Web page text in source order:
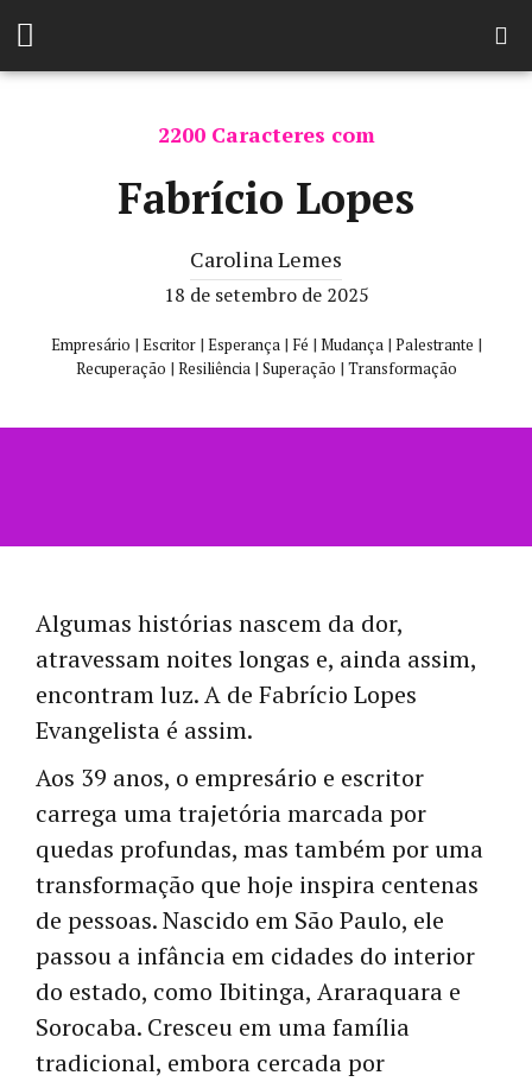
2200 Caracteres com
Fabrício Lopes
Carolina Lemes
18 de setembro de 2025
Empresário | Escritor| Esperança| Fé | Mudança| Palestrante |
Recuperação | Resiliência| Superação | Transformação
Algumas histórias nascem da dor,
atravessam noites longas e, ainda assim,
encontram luz. A de Fabrício Lopes
Evangelista é assim.
Aos 39 anos, o empresário e escritor
carrega uma trajetória marcada por
quedas profundas, mas também por uma
transformação que hoje inspira centenas
de pessoas. Nascido em São Paulo, ele
passou a infância em cidades do interior
do estado, como Ibitinga, Araraquara e
Sorocaba. Cresceu em uma família
tradicional, embora cercada por